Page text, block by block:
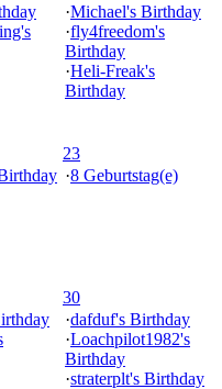
·Michael's Birthday
·fly4freedom's
Birthday
·Heli-Freak's
Birthday
23
·8 Geburtstag(e)
30
·dafduf's Birthday
·Loachpilot1982's
Birthday
·straterplt's Birthday